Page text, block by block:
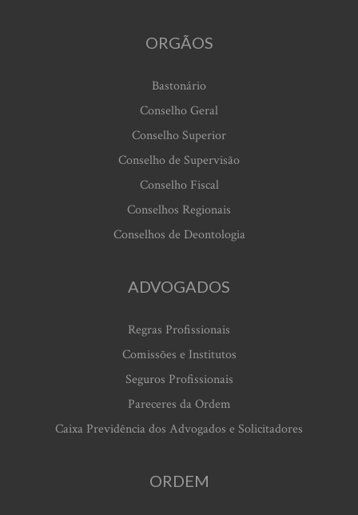
ORGÃOS
Bastonário
Conselho Geral
Conselho Superior
Conselho de Supervisão
Conselho Fiscal
Conselhos Regionais
Conselhos de Deontologia
ADVOGADOS
Regras Profissionais
Comissões e Institutos
Seguros Profissionais
Pareceres da Ordem
Caixa Previdência dos Advogados e Solicitadores
ORDEM